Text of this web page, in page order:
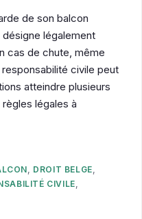
de son balcon
légalement
cas de chute, même
civile peut
atteindre plusieurs
légales à
, DROIT BELGE,
CIVILE,